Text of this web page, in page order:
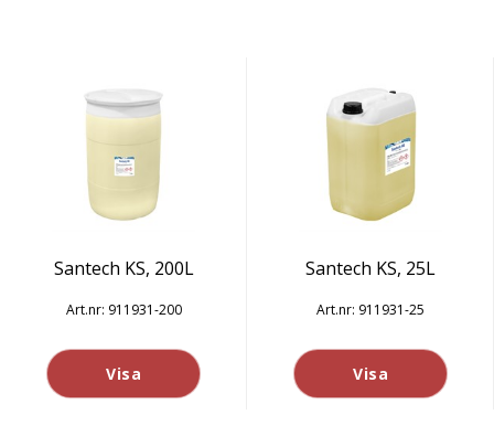
Santech KS, 200L
911931-200
Visa
Santech KS, 25L
911931-25
Visa